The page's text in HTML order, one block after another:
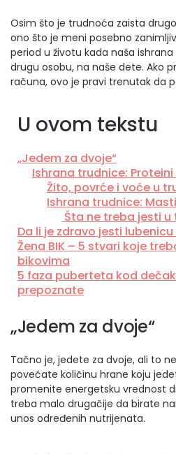
Osim što je trudnoća zaista
ono što je meni posebno
period u životu kada naša
drugu osobu, na naše dete. Ako
računa, ovo je pravi trenutak da
U ovom tekstu
„Jedem za dvoje“
Ishrana trudnice:
Žito, povrće i voće u
Ishrana trudnice:
Šta ne treba jesti u
Da li je zdravo jesti
Žena BIK – 5 stvari koje
bikovima
5 faza puberteta kod
prepoznate
„Jedem za dvoje“
Tačno je, jedete za dvoje, ali to
povećate količinu hrane koju
promenite energetsku vrednost
treba malo drugačije da birate
unos određenih nutrijenata.